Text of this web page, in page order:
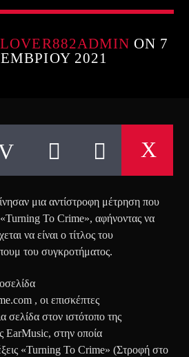
LOVER882ADMIN ON 7
2021
μια αντίστροφη μέτρηση που
«Turning To Crime», αφήνοντας να
να είναι ο τίτλος του
του συγκροτήματος.
, οι επισκέπτες
σελίδα στον ιστότοπο της
EarMusic, στην οποία
«Turning To Crime» (Στροφή στο